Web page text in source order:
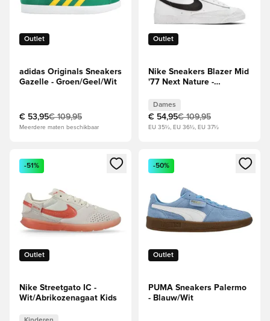
Outlet
adidas Originals Sneakers
Gazelle - Groen/Geel/Wit
€ 53,95€ 109,95
Meerdere maten beschikbaar
Outlet
Nike Sneakers Blazer Mid
'77 Next Nature -
Dames
€ 54,95€ 109,95
EU 35½, EU 36½, EU 37½
Opent een venster om in te loggen of je aan te melden als
Outlet
-51%
Nike Streetgato IC -
Wit/Abrikozenagaat Kids
Opent een venster om in te
Outlet
-50%
PUMA Sneakers Palermo
- Blauw/Wit